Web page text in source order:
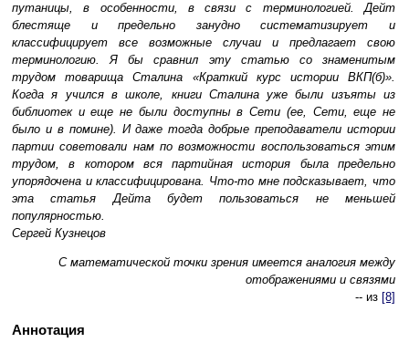
путаницы, в особенности, в связи с терминологией. Дейт
блестяще и предельно занудно систематизирует и
классифицирует все возможные случаи и предлагает свою
терминологию. Я бы сравнил эту статью со знаменитым
трудом товарища Сталина «Краткий курс истории ВКП(б)».
Когда я учился в школе, книги Сталина уже были изъяты из
библиотек и еще не были доступны в Сети (ее, Сети, еще не
было и в помине). И даже тогда добрые преподаватели истории
партии советовали нам по возможности воспользоваться этим
трудом, в котором вся партийная история была предельно
упорядочена и классифицирована. Что-то мне подсказывает, что
эта статья Дейта будет пользоваться не меньшей
популярностью.
Сергей Кузнецов
С математической точки зрения имеется аналогия между
отображениями и связями
-- из [8]
Аннотация